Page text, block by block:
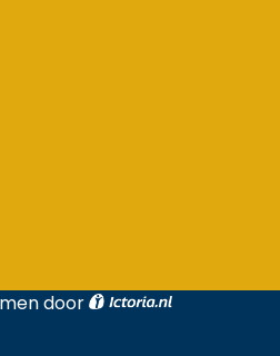
door